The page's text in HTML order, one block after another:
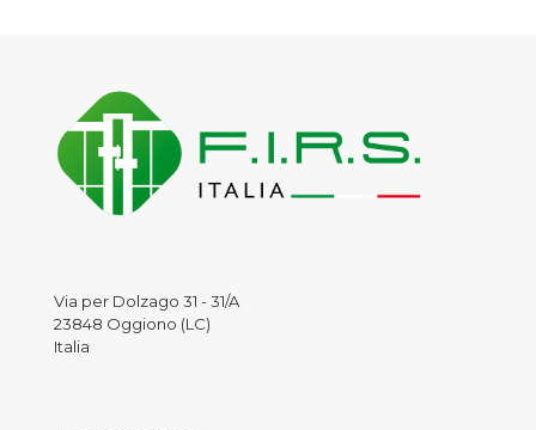
Via per Dolzago 31 - 31/A
23848 Oggiono (LC)
Italia